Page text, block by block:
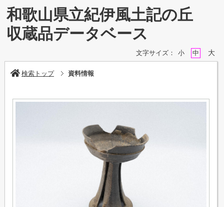
和歌山県立紀伊風土記の丘
収蔵品データベース
文字サイズ： 小 中 大
検索トップ 資料情報